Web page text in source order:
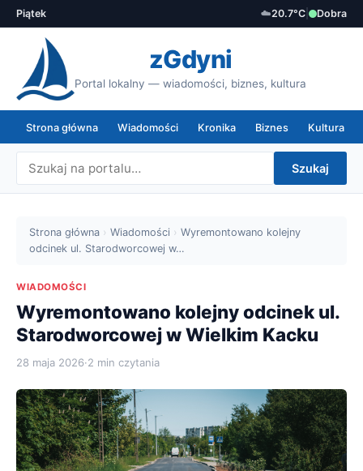
Piątek ☁️20.7°C Dobra
zGdyni
Portal lokalny — wiadomości, biznes, kultura
Strona główna Wiadomości Kronika Biznes Kultura
Szukaj
Strona główna › Wiadomości › Wyremontowano kolejny
odcinek ul. Starodworcowej w…
WIADOMOŚCI
Wyremontowano kolejny odcinek ul.
Starodworcowej w Wielkim Kacku
28 maja 2026·2 min czytania